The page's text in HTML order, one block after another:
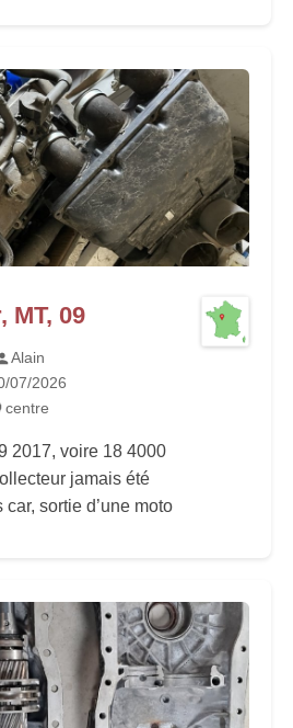
MT, 09
Alain
07/2026
centre
2017, voire 18 4000
jamais été
sortie d’une moto